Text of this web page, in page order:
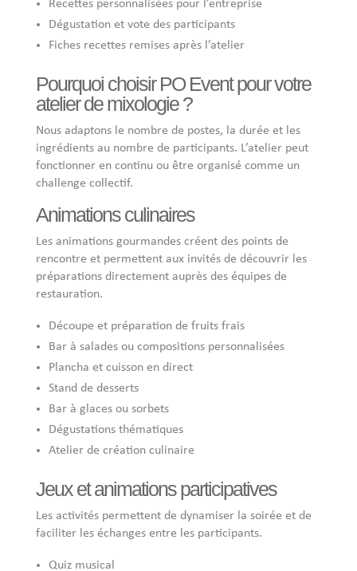
Recettes personnalisées pour l’entreprise
Dégustation et vote des participants
Fiches recettes remises après l’atelier
Pourquoi choisir PO Event pour votre
atelier de mixologie ?
Nous adaptons le nombre de postes, la durée et les
ingrédients au nombre de participants. L’atelier peut
fonctionner en continu ou être organisé comme un
challenge collectif.
Animations culinaires
Les animations gourmandes créent des points de
rencontre et permettent aux invités de découvrir les
préparations directement auprès des équipes de
restauration.
Découpe et préparation de fruits frais
Bar à salades ou compositions personnalisées
Plancha et cuisson en direct
Stand de desserts
Bar à glaces ou sorbets
Dégustations thématiques
Atelier de création culinaire
Jeux et animations participatives
Les activités permettent de dynamiser la soirée et de
faciliter les échanges entre les participants.
Quiz musical